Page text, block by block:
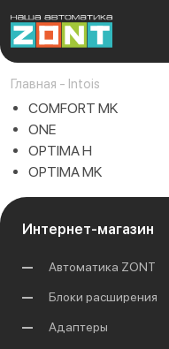
Главная - Intois
COMFORT MK
ONE
OPTIMA H
OPTIMA MK
Интернет-магазин
Автоматика ZONT
Блоки расширения
Адаптеры